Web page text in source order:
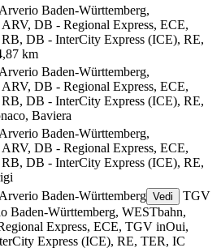
Baden-Württemberg,
DB - Regional Express, ECE,
DB - InterCity Express (ICE), RE,
km
Baden-Württemberg,
DB - Regional Express, ECE,
DB - InterCity Express (ICE), RE,
Baviera
Baden-Württemberg,
DB - Regional Express, ECE,
DB - InterCity Express (ICE), RE,
Baden-Württemberg Vedi
TGV
Baden-Württemberg, WESTbahn,
Express, ECE, TGV inOui,
Express (ICE), RE, TER, IC
©CARTO , ©OpenStreetMap contributors